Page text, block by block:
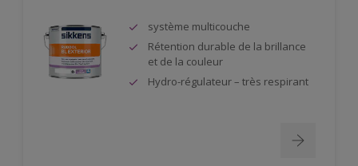
système multicouche
Rétention durable de la brillance
et de la couleur
Hydro-régulateur – très respirant